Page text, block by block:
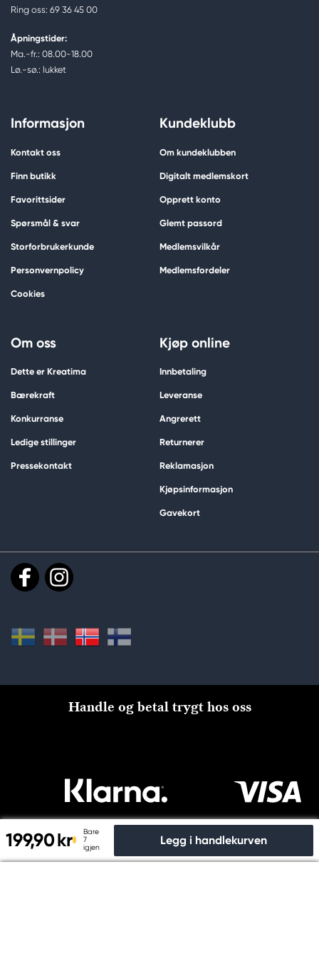
199,90 kr
Bare
7
igjen
Legg i handlekurven
Ring oss: 69 36 45 00
Åpningstider:
Ma.-fr.: 08.00-18.00
Lø.-sø.: lukket
Informasjon
Kontakt oss
Finn butikk
Favorittsider
Spørsmål & svar
Storforbrukerkunde
Personvernpolicy
Cookies
Kundeklubb
Om kundeklubben
Digitalt medlemskort
Opprett konto
Glemt passord
Medlemsvilkår
Medlemsfordeler
Om oss
Dette er Kreatima
Bærekraft
Konkurranse
Ledige stillinger
Pressekontakt
Kjøp online
Innbetaling
Leveranse
Angrerett
Returnerer
Reklamasjon
Kjøpsinformasjon
Gavekort
Handle og betal trygt hos oss